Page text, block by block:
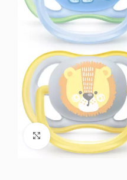
Noklikšķiniet, lai